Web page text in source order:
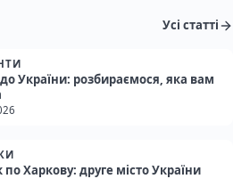
Усі статті
України: розбираємося, яка вам
по Харкову: друге місто України